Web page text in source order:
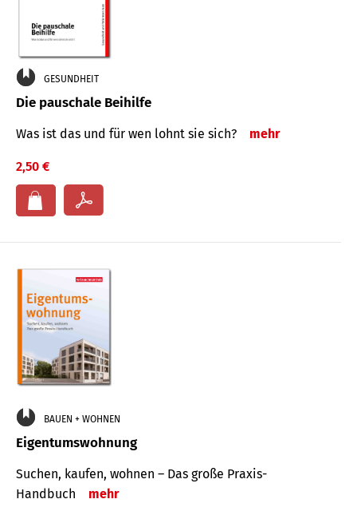
GESUNDHEIT
Die pauschale Beihilfe
Was ist das und für wen lohnt sie sich? mehr
2,50 €
BAUEN + WOHNEN
Eigentumswohnung
Suchen, kaufen, wohnen – Das große Praxis-
Handbuch
mehr